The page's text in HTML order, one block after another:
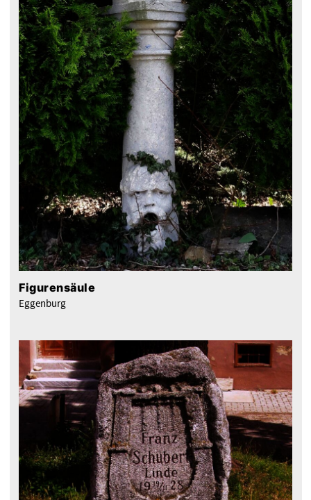
Figurensäule
Eggenburg